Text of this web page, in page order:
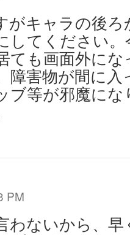
キャラの後ろ
してください
ても画面外に
障害物が間に
ブ等が邪魔に
PM
わないから、早